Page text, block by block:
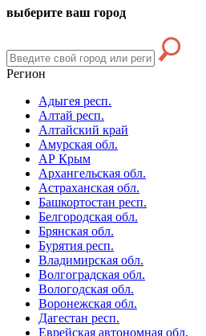
выберите ваш город
Регион
Адыгея респ.
Алтай респ.
Алтайский край
Амурская обл.
АР Крым
Архангельская обл.
Астраханская обл.
Башкортостан респ.
Белгородская обл.
Брянская обл.
Бурятия респ.
Владимирская обл.
Волгоградская обл.
Вологодская обл.
Воронежская обл.
Дагестан респ.
Еврейская автономная обл.